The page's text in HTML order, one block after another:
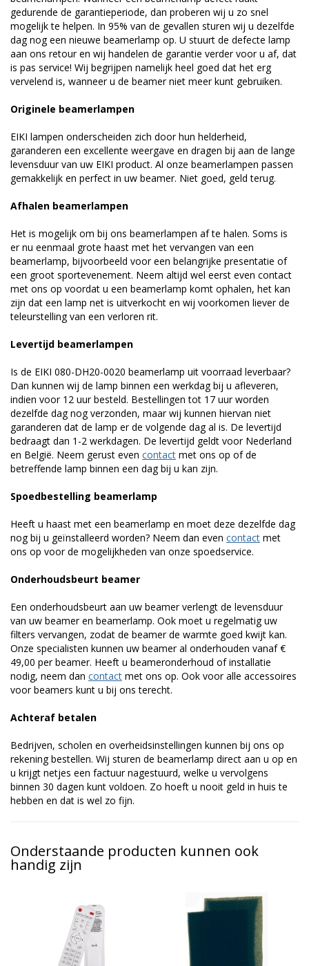
gedurende de garantieperiode, dan proberen wij u zo snel
mogelijk te helpen. In 95% van de gevallen sturen wij u dezelfde
dag nog een nieuwe beamerlamp op. U stuurt de defecte lamp
aan ons retour en wij handelen de garantie verder voor u af, dat
is pas service! Wij begrijpen namelijk heel goed dat het erg
vervelend is, wanneer u de beamer niet meer kunt gebruiken.
Originele beamerlampen
EIKI lampen onderscheiden zich door hun helderheid,
garanderen een excellente weergave en dragen bij aan de lange
levensduur van uw EIKI product. Al onze beamerlampen passen
gemakkelijk en perfect in uw beamer. Niet goed, geld terug.
Afhalen beamerlampen
Het is mogelijk om bij ons beamerlampen af te halen. Soms is
er nu eenmaal grote haast met het vervangen van een
beamerlamp, bijvoorbeeld voor een belangrijke presentatie of
een groot sportevenement. Neem altijd wel eerst even contact
met ons op voordat u een beamerlamp komt ophalen, het kan
zijn dat een lamp net is uitverkocht en wij voorkomen liever de
teleurstelling van een verloren rit.
Levertijd beamerlampen
Is de EIKI 080-DH20-0020 beamerlamp uit voorraad leverbaar?
Dan kunnen wij de lamp binnen een werkdag bij u afleveren,
indien voor 12 uur besteld. Bestellingen tot 17 uur worden
dezelfde dag nog verzonden, maar wij kunnen hiervan niet
garanderen dat de lamp er de volgende dag al is. De levertijd
bedraagt dan 1-2 werkdagen. De levertijd geldt voor Nederland
en België. Neem gerust even contact met ons op of de
betreffende lamp binnen een dag bij u kan zijn.
Spoedbestelling beamerlamp
Heeft u haast met een beamerlamp en moet deze dezelfde dag
nog bij u geïnstalleerd worden? Neem dan even contact met
ons op voor de mogelijkheden van onze spoedservice.
Onderhoudsbeurt beamer
Een onderhoudsbeurt aan uw beamer verlengt de levensduur
van uw beamer en beamerlamp. Ook moet u regelmatig uw
filters vervangen, zodat de beamer de warmte goed kwijt kan.
Onze specialisten kunnen uw beamer al onderhouden vanaf €
49,00 per beamer. Heeft u beameronderhoud of installatie
nodig, neem dan contact met ons op. Ook voor alle accessoires
voor beamers kunt u bij ons terecht.
Achteraf betalen
Bedrijven, scholen en overheidsinstellingen kunnen bij ons op
rekening bestellen. Wij sturen de beamerlamp direct aan u op en
u krijgt netjes een factuur nagestuurd, welke u vervolgens
binnen 30 dagen kunt voldoen. Zo hoeft u nooit geld in huis te
hebben en dat is wel zo fijn.
Onderstaande producten kunnen ook
handig zijn